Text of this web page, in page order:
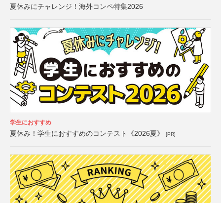
夏休みにチャレンジ！海外コンペ特集2026
学生におすすめ
夏休み！学生におすすめのコンテスト《2026夏》 [PR]